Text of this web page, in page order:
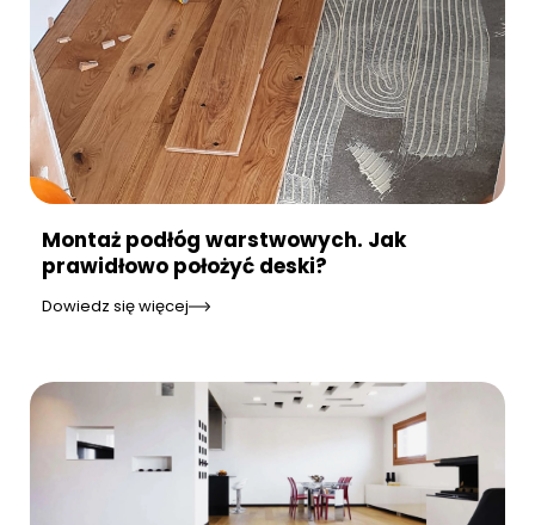
Montaż podłóg warstwowych. Jak
prawidłowo położyć deski?
Dowiedz się więcej